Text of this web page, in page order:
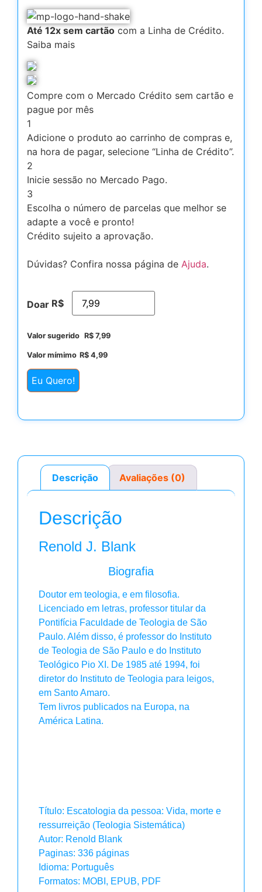
Até 12x sem cartão com a Linha de Crédito.
Saiba mais
Compre com o Mercado Crédito sem cartão e
pague por mês
1
Adicione o produto ao carrinho de compras e,
na hora de pagar, selecione “Linha de Crédito”.
2
Inicie sessão no Mercado Pago.
3
Escolha o número de parcelas que melhor se
adapte a você e pronto!
Crédito sujeito a aprovação.
Dúvidas? Confira nossa página de Ajuda.
Doar R$
Valor sugerido R$ 7,99
Valor mímimo R$ 4,99
Eu Quero!
Descrição Avaliações (0)
Descrição
Renold J. Blank
Biografia
Doutor em teologia, e em filosofia.
Licenciado em letras, professor titular da
Pontifícia Faculdade de Teologia de São
Paulo. Além disso, é professor do Instituto
de Teologia de São Paulo e do Instituto
Teológico Pio XI. De 1985 até 1994, foi
diretor do Instituto de Teologia para leigos,
em Santo Amaro.
Tem livros publicados na Europa, na
América Latina.
Título: Escatologia da pessoa: Vida, morte e
ressurreição (Teologia Sistemática)
Autor: Renold Blank
Paginas: 336 páginas
Idioma: Português
Formatos: MOBI, EPUB, PDF